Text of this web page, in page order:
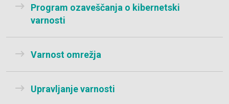
Program ozaveščanja o kibernetski
varnosti
Varnost omrežja
Upravljanje varnosti